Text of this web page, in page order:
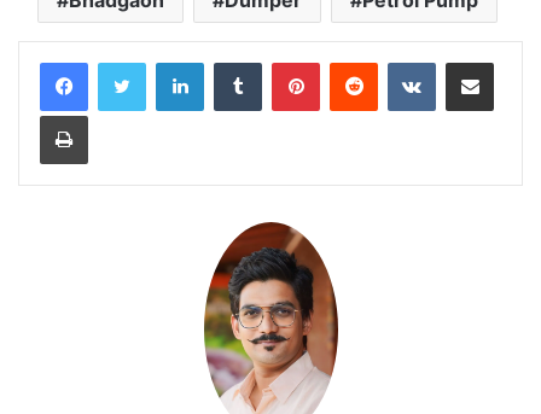
LinkedInTumblr PinterestReddit VKontakteShare via Email
Print